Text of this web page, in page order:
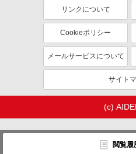
産休・育休取得実績あり
閲覧履
リンクについて
Cookieポリシー
メールサービスについて
サイト
(c)